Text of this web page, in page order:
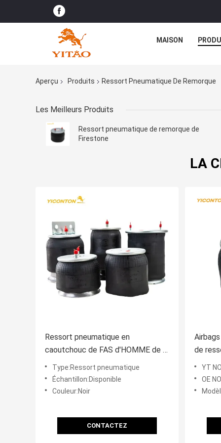
MAISON
Aperçu Produits Ressort Pneumatique De Remorque
Les Meilleurs Produits
Ressort pneumatique de remorque de
Firestone
LA
Ressort pneumatique en
caoutchouc de FAS d'HOMME de la
DAF BPW Hendrickson Scania
Ridewell de Yiconton Scania pour
l'autobus de remorque de camion
Type:Ressort pneumatique
Échantillon:Disponible
Couleur:Noir
CONTACTEZ
de
9807/
YT
OE NON.:W01-